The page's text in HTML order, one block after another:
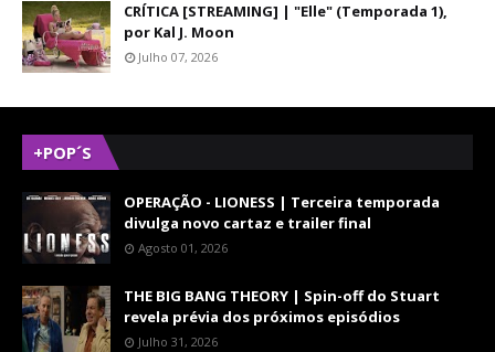
CRÍTICA [STREAMING] | "Elle" (Temporada 1),
por Kal J. Moon
Julho 07, 2026
+POP´S
OPERAÇÃO - LIONESS | Terceira temporada
divulga novo cartaz e trailer final
Agosto 01, 2026
THE BIG BANG THEORY | Spin-off do Stuart
revela prévia dos próximos episódios
Julho 31, 2026